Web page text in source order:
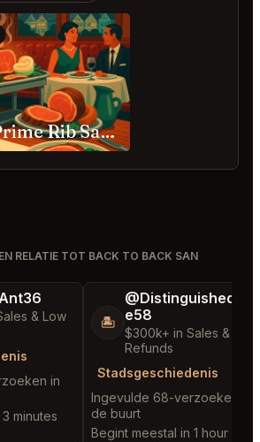
House of Prime Rib San Francisco
RELATIE TOT BACK TO BACK SAN
& Low
in
minutes
🏝️
@DistinguishedTre
e58
$300k+ in Sales & Low
Refunds
Stadsgeschiedenis
Ingevulde 68-verzoeken in
de buurt
Begint meestal in 1 hour